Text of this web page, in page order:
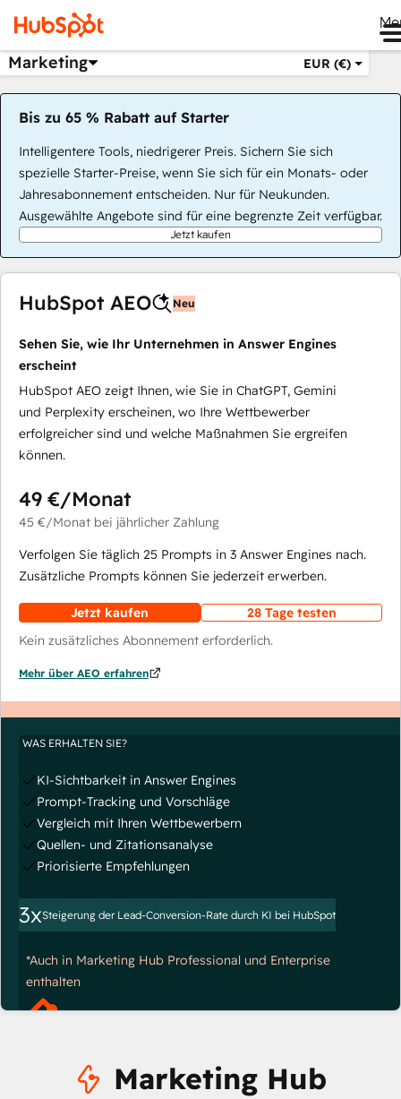
Marketing EUR (€)
Bis zu 65 % Rabatt auf Starter
Intelligentere Tools, niedrigerer Preis. Sichern Sie sich
spezielle Starter-Preise, wenn Sie sich für ein Monats- oder
Jahresabonnement entscheiden. Nur für Neukunden.
Ausgewählte Angebote sind für eine begrenzte Zeit verfügbar.
Jetzt kaufen
HubSpot AEO Neu
Sehen Sie, wie Ihr Unternehmen in Answer Engines
erscheint
HubSpot AEO zeigt Ihnen, wie Sie in ChatGPT, Gemini
und Perplexity erscheinen, wo Ihre Wettbewerber
erfolgreicher sind und welche Maßnahmen Sie ergreifen
können.
49 €/Monat
45 €/Monat bei jährlicher Zahlung
Verfolgen Sie täglich 25 Prompts in 3 Answer Engines nach.
Zusätzliche Prompts können Sie jederzeit erwerben.
Jetzt kaufen
28 Tage testen
Kein zusätzliches Abonnement erforderlich.
Mehr über AEO erfahren
WAS ERHALTEN SIE?
KI-Sichtbarkeit in Answer Engines
Prompt-Tracking und Vorschläge
Vergleich mit Ihren Wettbewerbern
Quellen- und Zitationsanalyse
Priorisierte Empfehlungen
3xSteigerung der Lead-Conversion-Rate durch KI bei HubSpot
*Auch in Marketing Hub Professional und Enterprise
enthalten
Marketing Hub